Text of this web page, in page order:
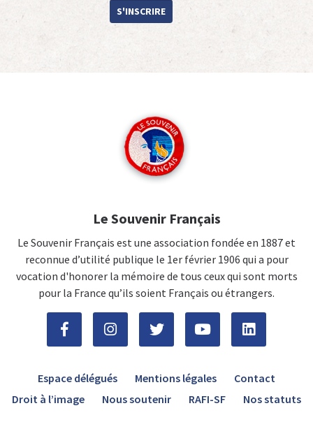
S'INSCRIRE
Le Souvenir Français
Le Souvenir Français est une association fondée en 1887 et
reconnue d’utilité publique le 1er février 1906 qui a pour
vocation d'honorer la mémoire de tous ceux qui sont morts
pour la France qu’ils soient Français ou étrangers.
Espace délégués Mentions légales
Contact
Droit à l’image
Nous soutenir RAFI-SF Nos statuts